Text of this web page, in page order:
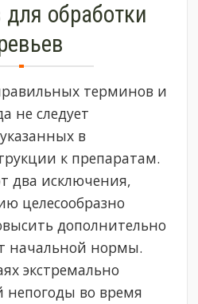
для обработки
терминов и
не следует
в
к препаратам.
два исключения,
целесообразно
дополнительно
начальной нормы.
экстремально
непогоды во время